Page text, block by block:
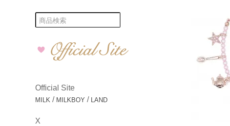
Official Site
MILK / MILKBOY / LAND
X